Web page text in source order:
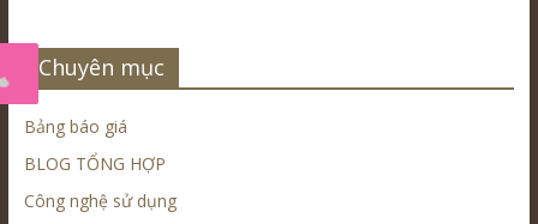
Chuyên mục
Bảng báo giá
BLOG TỔNG HỢP
Công nghệ sử dụng